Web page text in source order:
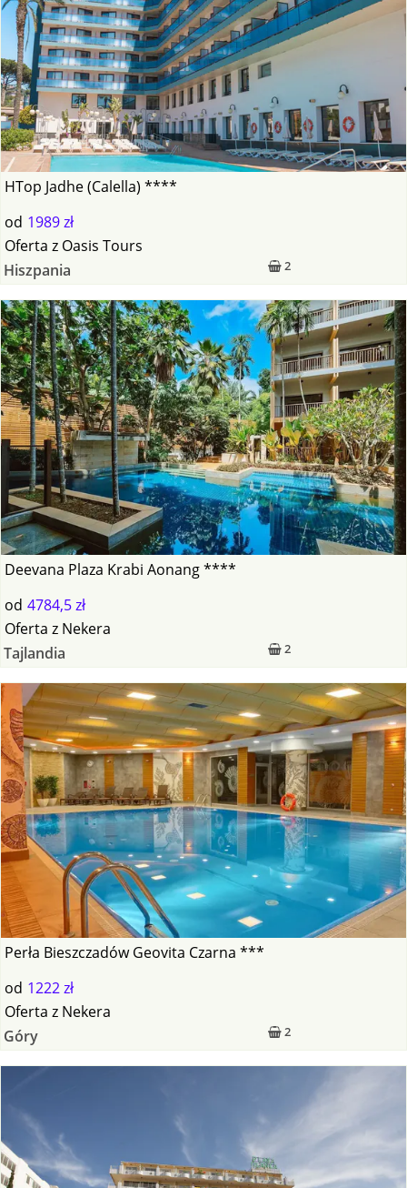
HTop Jadhe (Calella) ****
od 1989 zł
2
Oferta z Oasis Tours
Hiszpania
Deevana Plaza Krabi Aonang ****
od 4784,5 zł
2
Oferta z Nekera
Tajlandia
Perła Bieszczadów Geovita Czarna ***
od 1222 zł
2
Oferta z Nekera
Góry